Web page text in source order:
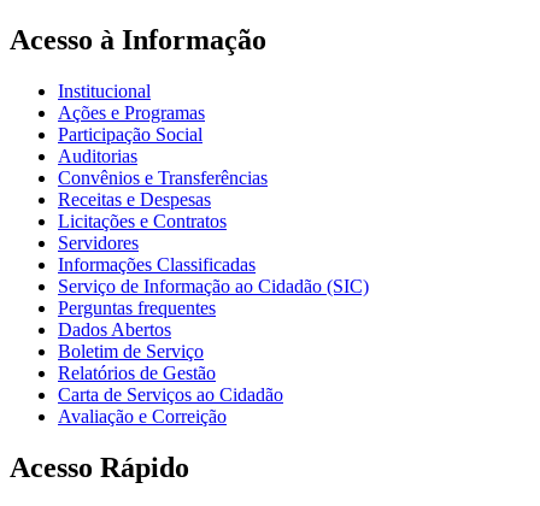
Acesso à Informação
Institucional
Ações e Programas
Participação Social
Auditorias
Convênios e Transferências
Receitas e Despesas
Licitações e Contratos
Servidores
Informações Classificadas
Serviço de Informação ao Cidadão (SIC)
Perguntas frequentes
Dados Abertos
Boletim de Serviço
Relatórios de Gestão
Carta de Serviços ao Cidadão
Avaliação e Correição
Acesso Rápido